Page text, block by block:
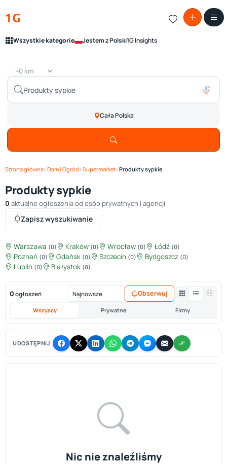
1G
Wszystkie kategorie Jestem z Polski1G Insights
Cała Polska
Strona główna›Dom i Ogród ›Supermarket›Produkty sypkie
Produkty sypkie
0 aktualne ogłoszenia od osób prywatnych i agencji
Zapisz wyszukiwanie
Warszawa (0) Kraków (0) Wrocław (0) Łódź (0)
Poznań (0) Gdańsk (0) Szczecin (0) Bydgoszcz (0)
Lublin (0) Białystok (0)
0 ogłoszeń
Wszyscy Prywatne Firmy
Obserwuj
UDOSTĘPNIJ
Nic nie znaleźliśmy